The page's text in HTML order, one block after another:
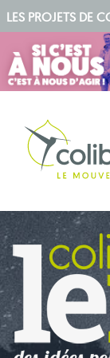
LES PROJETS DE